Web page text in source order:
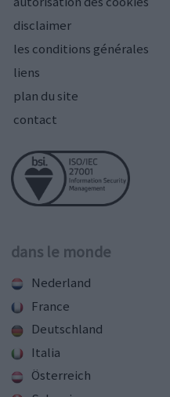
disclaimer
les conditions générales
liens
plan du site
contact
dans le monde
Nederland
France
Deutschland
Italia
Österreich